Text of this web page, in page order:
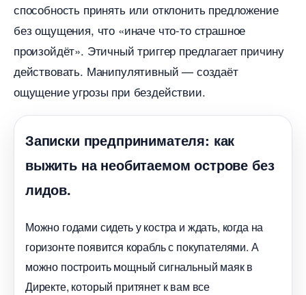
способность принять или отклонить предложение
ез ощущения, что «иначе что-то страшное
произойдёт». Этичный триггер предлагает причину
действовать. Манипулятивный — создаёт
ощущение угрозы при бездействии.
Записки предпринимателя: как
ыжить на необитаемом острове без
лидов.
Можно годами сидеть у костра и ждать, когда на
оризонте появится корабль с покупателями. А
можно построить мощный сигнальный маяк
Директе, который притянет к вам все